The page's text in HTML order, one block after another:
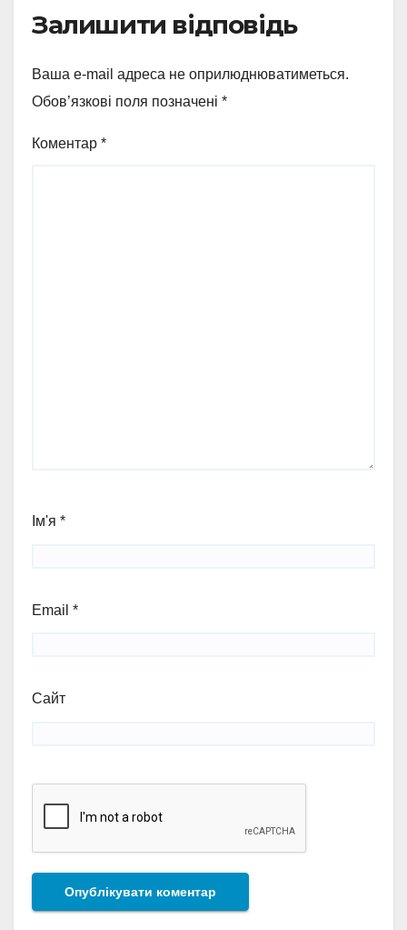
Залишити відповідь
Ваша e-mail адреса не оприлюднюватиметься.
Обов’язкові поля позначені *
Коментар *
Ім'я *
Email *
Сайт